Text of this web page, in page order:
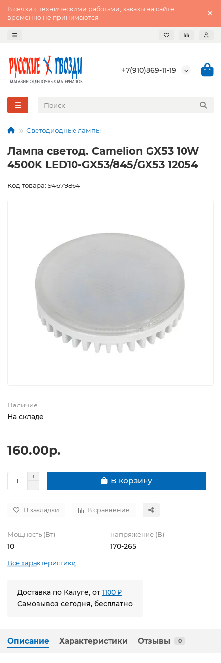
В связи с техническими работами, заказы на сайте
временно не принимаются
+7(910)869-11-19
Светодиодные лампы
Лампа светод. Camelion GX53 10W
4500K LED10-GX53/845/GX53 12054
Код товара: 94679864
Наличие
На складе
160.00р.
В корзину
В закладки В сравнение
Мощность (Вт)
10
напряжение (В)
170-265
Все характеристики
Доставка по Калуге, от 1100 ₽
Самовывоз сегодня, бесплатно
Описание Характеристики Отзывы 0